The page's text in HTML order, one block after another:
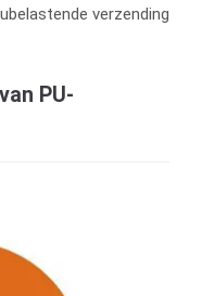
verzending
PU-